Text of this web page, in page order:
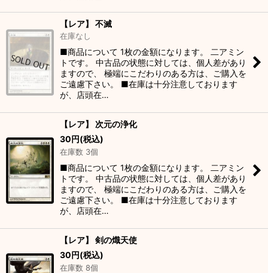
【レア】 不滅
在庫なし
■商品について 1枚の金額になります。 二アミン
トです。 中古品の状態に対しては、個人差があり
ますので、 極端にこだわりのある方は、ご購入を
ご遠慮下さい。 ■在庫は十分注意しております
が、店頭在…
【レア】 次元の浄化
30円(税込)
在庫数 3個
■商品について 1枚の金額になります。 二アミン
トです。 中古品の状態に対しては、個人差があり
ますので、 極端にこだわりのある方は、ご購入を
ご遠慮下さい。 ■在庫は十分注意しております
が、店頭在…
【レア】 剣の熾天使
30円(税込)
在庫数 8個